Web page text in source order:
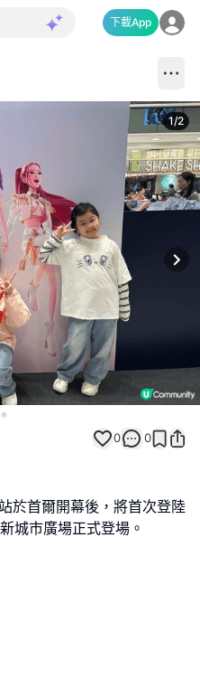
下載App
1/2
0 0
於首爾開幕後，將首次登陸
城市廣場正式登場。